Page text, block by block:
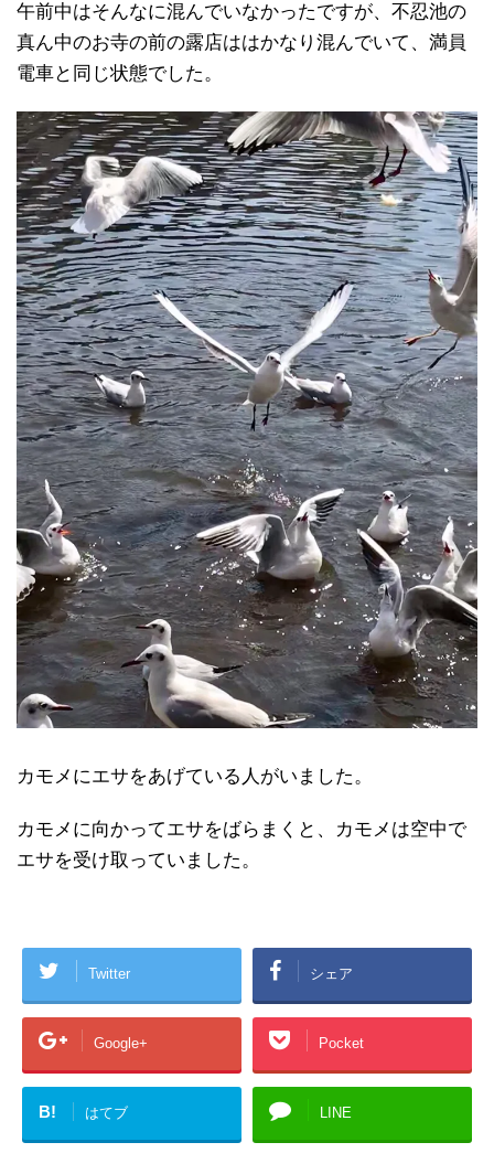
午前中はそんなに混んでいなかったですが、不忍池の
真ん中のお寺の前の露店ははかなり混んでいて、満員
電車と同じ状態でした。
カモメにエサをあげている人がいました。
カモメに向かってエサをばらまくと、カモメは空中で
エサを受け取っていました。
Twitter シェア
Google+ Pocket
B! はてブ LINE